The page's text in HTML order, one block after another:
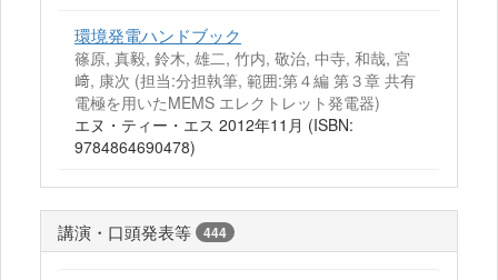
環境発電ハンドブック
篠原, 真毅, 鈴木, 雄二, 竹内, 敬治, 中寺, 和哉, 宮
﨑, 康次 (担当:分担執筆, 範囲:第４編 第３章 共有
電極を用いたMEMS エレクトレット発電器)
エヌ・ティー・エス 2012年11月 (ISBN:
9784864690478)
講演・口頭発表等 444